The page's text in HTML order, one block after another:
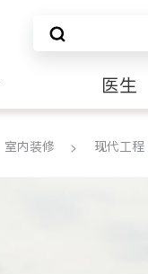
医生
室内装修 现代工